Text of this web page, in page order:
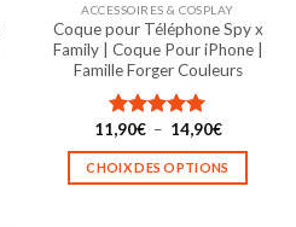
page
du
produit
ACCESSOIRES & COSPLAY
Coque pour Téléphone Spy x
Family | Coque Pour iPhone |
Famille Forger Couleurs
Note5.00
sur 5
11,90€ – 14,90€Plage
prix :
11,90€
à
CHOIX DES OPTIONS